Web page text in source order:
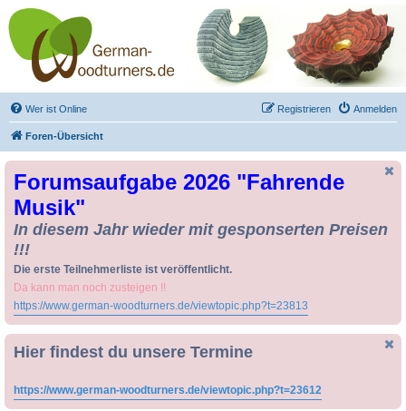
Drechseln und
Kunsthandwerk -
German-Woodturners
*Forum Sauerland*
Der Treffpunkt für Drechsler und Freunde des Kunsthandwerks
Wer ist Online Anmelden
Registrieren
Foren-Übersicht
Forumsaufgabe 2026 "Fahrende
Musik"
In diesem Jahr wieder mit gesponserten Preisen
!!!
Die erste Teilnehmerliste ist veröffentlicht.
Da kann man noch zusteigen !!
https://www.german-woodturners.de/viewtopic.php?t=23813
Hier findest du unsere Termine
https://www.german-woodturners.de/viewtopic.php?t=23612